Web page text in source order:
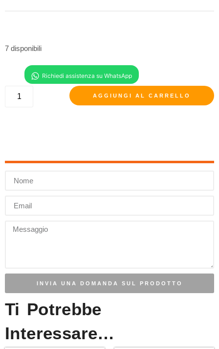
7 disponibili
AGGIUNGI AL CARRELLO
INVIA UNA DOMANDA SUL PRODOTTO
Ti Potrebbe
Interessare…